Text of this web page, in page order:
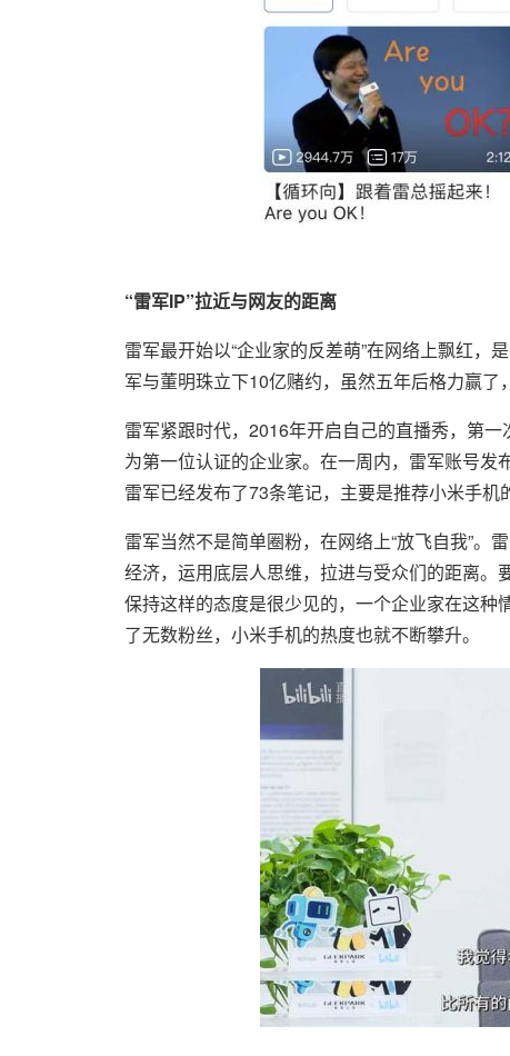
“雷军IP”拉近与网友的距离
雷军最开始以“企业家的反差萌”在网络上飘红，
军与董明珠立下10亿赌约，虽然五年后格力赢了
雷军紧跟时代，2016年开启自己的直播秀，第
为第一位认证的企业家。在一周内，雷军账号发
雷军已经发布了73条笔记，主要是推荐小米手机
雷军当然不是简单圈粉，在网络上“放飞自我”。
经济，运用底层人思维，拉进与受众们的距离
保持这样的态度是很少见的，一个企业家在这种
了无数粉丝，小米手机的热度也就不断攀升。